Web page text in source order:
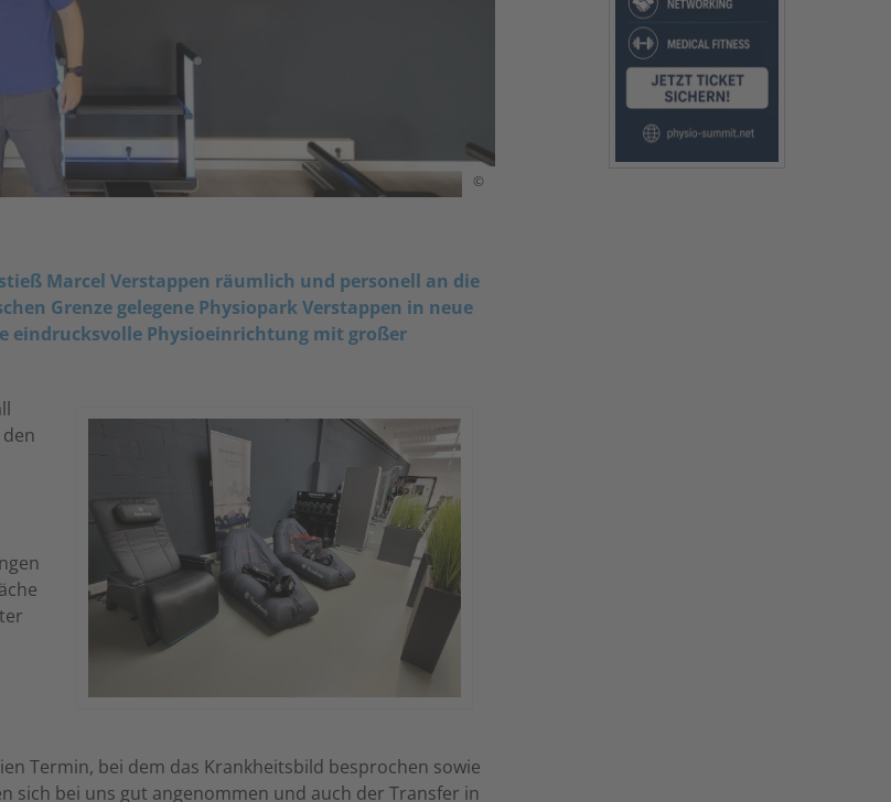
©
Marcel Verstappen räumlich und personell an die
Grenze gelegene Physiopark Verstappen in neue
eindrucksvolle Physioeinrichtung mit großer
Termin, bei dem das Krankheitsbild besprochen sowie
sich bei uns gut angenommen und auch der Transfer in